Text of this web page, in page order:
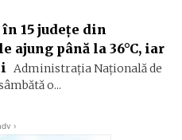
15 județe din
ajung până la 36°C, iar
Administrația Națională de
o...
›